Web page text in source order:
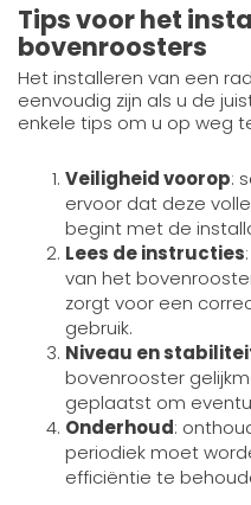
Tips voor het
bovenroosters
Het installeren van een
eenvoudig zijn als u de
enkele tips om u op weg
Veiligheid voorop:
ervoor dat deze
begint met de
Lees de instructies
van het
zorgt voor een
gebruik.
Niveau en
bovenrooster
geplaatst om
Onderhoud:
periodiek moet
efficiëntie te